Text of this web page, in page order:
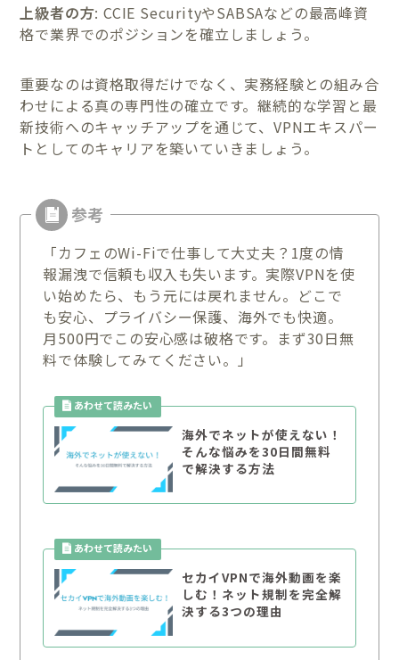
上級者の方: CCIE SecurityやSABSAなどの最高峰資
格で業界でのポジションを確立しましょう。
重要なのは資格取得だけでなく、実務経験との組み合
わせによる真の専門性の確立です。継続的な学習と最
新技術へのキャッチアップを通じて、VPNエキスパー
トとしてのキャリアを築いていきましょう。
「カフェのWi-Fiで仕事して大丈夫？1度の情
報漏洩で信頼も収入も失います。実際VPNを使
い始めたら、もう元には戻れません。どこで
も安心、プライバシー保護、海外でも快適。
月500円でこの安心感は破格です。まず30日無
料で体験してみてください。」
海外でネットが使えない！
そんな悩みを30日間無料
で解決する方法
セカイVPNで海外動画を楽
しむ！ネット規制を完全解
決する3つの理由